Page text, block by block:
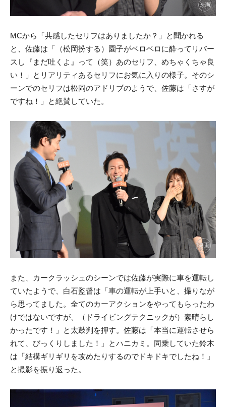
MCから「共感したセリフはありましたか？」と聞かれる
と、佐藤は「（松岡扮する）園子がベロベロに酔ってリバー
スし『まだ吐くよ』って（笑）あのセリフ、めちゃくちゃ良
い！」とリアリティあるセリフにお気に入りの様子。そのシ
ーンでのセリフは松岡のアドリブのようで、佐藤は「さすが
ですね！」と絶賛していた。
また、カークラッシュのシーンでは佐藤が実際に車を運転し
ていたようで、白石監督は「車の運転が上手いと、撮りなが
ら思ってました。全てのカーアクションをやってもらったわ
けではないですが、（ドライビングテクニックが）素晴らし
かったです！」と太鼓判を押す。佐藤は「本当に運転させら
れて、びっくりしました！」とハニカミ。同乗していた鈴木
は「結構ギリギリを攻めたりするのでドキドキでしたね！」
と撮影を振り返った。